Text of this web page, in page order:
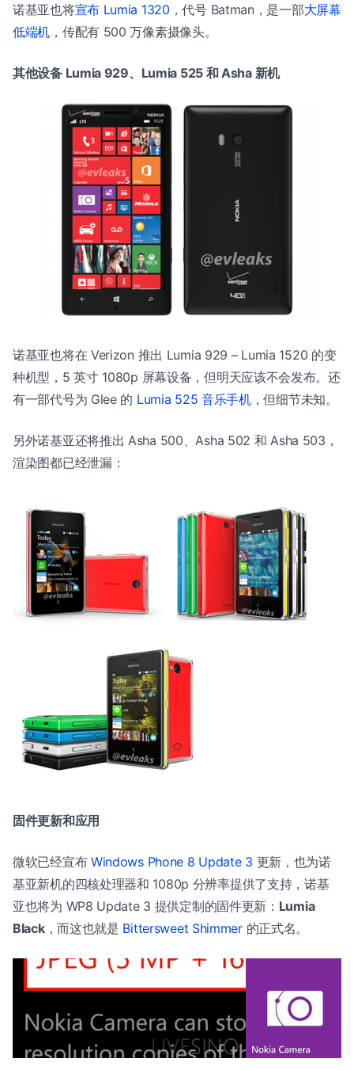
诺基亚也将宣布 Lumia 1320 ，代号 Batman，是一部大屏幕
低端机 ，传配有 500 万像素摄像头。
其他设备 Lumia 929、Lumia 525 和 Asha 新机
诺基亚也将在 Verizon 推出 Lumia 929 – Lumia 1520 的变
种机型，5 英寸 1080p 屏幕设备，但明天应该不会发布。还
有一部代号为 Glee 的 Lumia 525 音乐手机，但细节未知。
另外诺基亚还将推出 Asha 500、Asha 502 和 Asha 503，
渲染图都已经泄漏：
固件更新和应用
微软已经宣布 Windows Phone 8 Update 3 更新，也为诺
基亚新机的四核处理器和 1080p 分辨率提供了支持，诺基
亚也将为 WP8 Update 3 提供定制的固件更新： Lumia
Black，而这也就是 Bittersweet Shimmer的正式名。